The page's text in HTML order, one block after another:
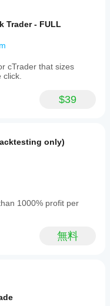
Trader - FULL
cTrader that sizes
$39
only)
1000% profit per
無料